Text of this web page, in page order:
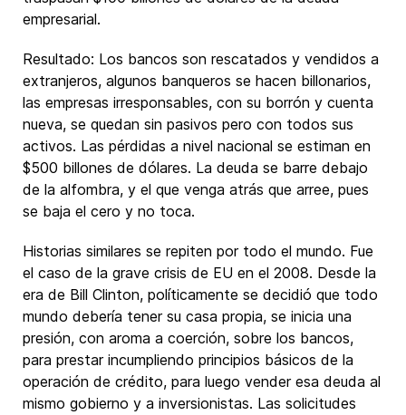
empresarial.
Resultado: Los bancos son rescatados y vendidos a
extranjeros, algunos banqueros se hacen billonarios,
las empresas irresponsables, con su borrón y cuenta
nueva, se quedan sin pasivos pero con todos sus
activos. Las pérdidas a nivel nacional se estiman en
$500 billones de dólares. La deuda se barre debajo
de la alfombra, y el que venga atrás que arree, pues
se baja el cero y no toca.
Historias similares se repiten por todo el mundo. Fue
el caso de la grave crisis de EU en el 2008. Desde la
era de Bill Clinton, políticamente se decidió que todo
mundo debería tener su casa propia, se inicia una
presión, con aroma a coerción, sobre los bancos,
para prestar incumpliendo principios básicos de la
operación de crédito, para luego vender esa deuda al
mismo gobierno y a inversionistas. Las solicitudes